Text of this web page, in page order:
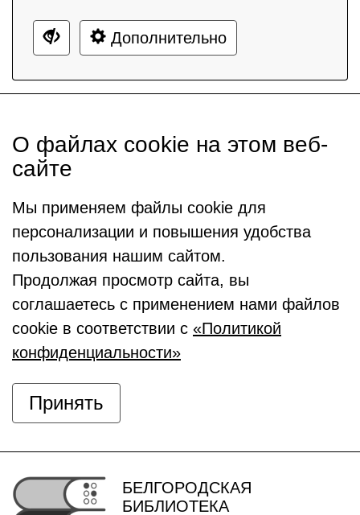
Дополнительно
О файлах cookie на этом веб-
сайте
Мы применяем файлы cookie для
персонализации и повышения удобства
пользования нашим сайтом.
Продолжая просмотр сайта, вы
соглашаетесь с применением нами файлов
cookie в соответствии с «Политикой
конфиденциальности»
Принять
БЕЛГОРОДСКАЯ
БИБЛИОТЕКА